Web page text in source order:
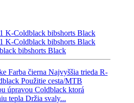
bibshorts Black
Farba čierna Najvyššia trieda R-
Použitie cesta/MTB
úpravou Coldblack ktorá
tepla Držia svaly...